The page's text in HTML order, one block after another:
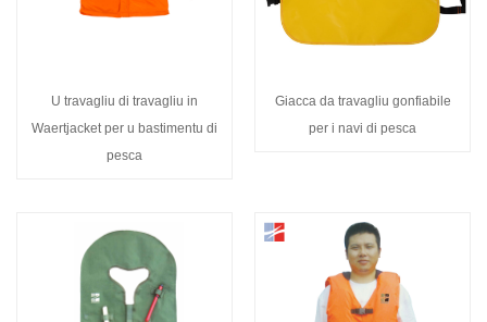
U travagliu di travagliu in
Waertjacket per u bastimentu di
pesca
Giacca da travagliu gonfiabile
per i navi di pesca